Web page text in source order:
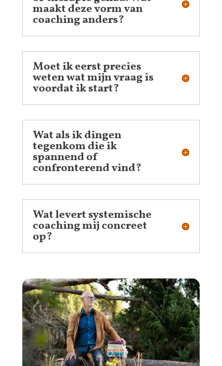
maakt deze vorm van
coaching anders?
Moet ik eerst precies
weten wat mijn vraag is
voordat ik start?
Wat als ik dingen
tegenkom die ik
spannend of
confronterend vind?
Wat levert systemische
coaching mij concreet
op?